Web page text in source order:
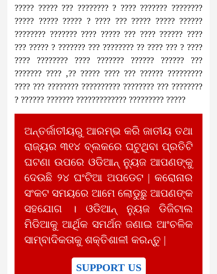
????? ????? ??? ???????? ? ???? ??????? ????????
????? ????? ????? ? ???? ??? ????? ????? ??????
???????? ??????? ???? ????? ??? ???? ?????? ????
??? ????? ? ??????? ??? ???????? ?? ???? ??? ? ????
???? ???????? ???? ??????? ?????? ?????? ???
??????? ???? ,?? ????? ???? ??? ?????? ?????????
???? ??? ???????? ?????????? ???????? ??? ????????
? ?????? ??????? ????????????? ????????? ?????
ଅନ୍ତର୍ଜାତୀୟରୁ ଆରମ୍ଭ କରି ଜାତୀୟ ତଥା
ରାଜ୍ୟର ୩୧୪ ବ୍ଲକରେ ଘଟୁଥିବା ପ୍ରତିଟି
ଘଟଣା ଉପରେ ଓଡିଆନ୍ ନ୍ୟୁଜ ଆପଣଙ୍କୁ
ଦେଉଛି ୨୪ ଘଂଟିଆ ଅପଡେଟ | କରୋନାର
ସଂକଟ ସମୟରେ ଆମେ ଲୋଡୁଛୁ ଆପଣଙ୍କ
ସହଯୋଗ । ଓଡିଆନ୍ ନ୍ୟୁଜ ଡିଜିଟାଲ
ମିଡିଆକୁ ଆର୍ଥିକ ସମର୍ଥନ ଜଣାଇ ଆଂଚଳିକ
ସାମ୍ବାଦିକତାକୁ ଶକ୍ତିଶାଳୀ କରନ୍ତୁ |
SUPPORT US